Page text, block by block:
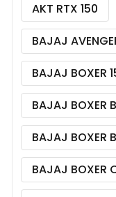
AKT RTX 150
BAJAJ
BAJAJ BOXER
BAJAJ BOXER
BAJAJ BOXER
BAJAJ BOXER